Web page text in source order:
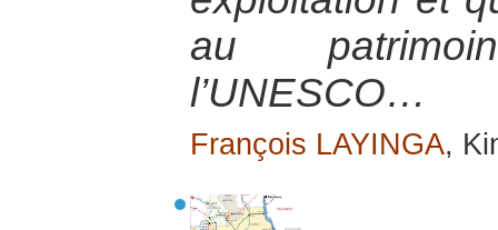
au
l’UNESCO…
François LAYINGA,